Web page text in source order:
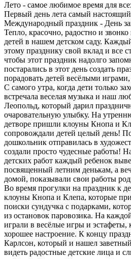
Лето - самое любимое время для
Первый день лета самый
Международный праздник - День
Тепло, красочно, радостно и
детей в нашем детском саду.
этому празднику свой вклад и все
чтобы этот праздник надолго
постарались в этот день создать
порадовать детей весёлыми
С самого утра, когда дети только
встречала веселая музыка и наш
Леопольд, который дарил
очаровательную улыбку. На
детворе пришли клоуны Кнопа и
сопровождали детей целый день!
дошкольник отправилась в
создали просто чудесные работы!
детских работ каждый ребенок
посвященный летним денькам, а
домой, показывали свои работы
Во время прогулки на праздник к
клоуны Кнопа и Клепа, которые
поиски сундучка с подарками,
из остановок паровозика. На
играли в весёлые игры и эстафеты,
хорошее настроение. К концу
Карлсон, который и нашел
видеть радостные детские лица и